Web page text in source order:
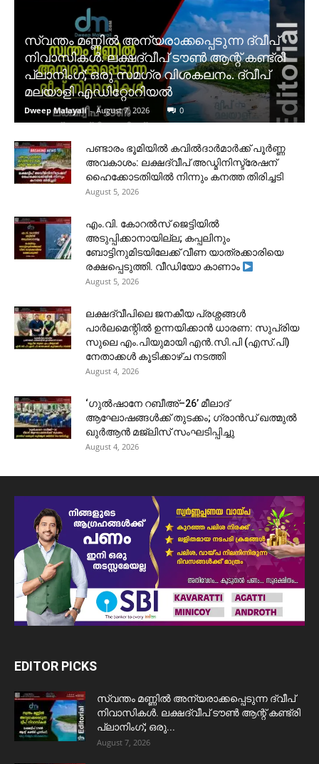
സ്വന്തം മണ്ണിൽ അന്യരാക്കപ്പെടുന്ന ദ്വീപ്
നിവാസികൾ. ലക്ഷദ്വീപ് ടൗൺ ആന്റ് കണ്ട്രി
പ്ലാനിംഗ്; ഒരു സമഗ്ര വിശകലനം. ദ്വീപ്
മലയാളി എഡിറ്റോറിയൽ
Dweep Malayali - August 7, 2026 0
പണ്ടാരം ഭൂമിയിൽ കവിൽദാർമാർക്ക് പൂർണ്ണ
അവകാശം: ലക്ഷദ്വീപ് അഡ്മിനിസ്ട്രേഷന്
ഹൈക്കോടതിയിൽ നിന്നും കനത്ത തിരിച്ചടി
August 5, 2026
​എം.വി. കോറൽസ് ജെട്ടിയിൽ
അടുപ്പിക്കാനായില്ല; കപ്പലിനും
ബോട്ടിനുമിടയിലേക്ക് വീണ യാത്രക്കാരിയെ
രക്ഷപ്പെടുത്തി. വീഡിയോ കാണാം
August 5, 2026
ലക്ഷദ്വീപിലെ ജനകീയ പ്രശ്നങ്ങൾ
പാർലമെന്റിൽ ഉന്നയിക്കാൻ ധാരണ: സുപ്രിയ
സുലെ എം.പിയുമായി എൻ.സി.പി (എസ്.പി)
നേതാക്കൾ കൂടിക്കാഴ്ച നടത്തി
August 4, 2026
‘ഗുൽഷാനേ റബീഅ്–26’ മീലാദ്
ആഘോഷങ്ങൾക്ക് തുടക്കം; ഗ്രാൻഡ് ഖത്മുൽ
ഖുർആൻ മജ്‌ലിസ് സംഘടിപ്പിച്ചു
August 4, 2026
EDITOR PICKS
സ്വന്തം മണ്ണിൽ അന്യരാക്കപ്പെടുന്ന ദ്വീപ്
നിവാസികൾ. ലക്ഷദ്വീപ് ടൗൺ ആന്റ് കണ്ട്രി
പ്ലാനിംഗ്; ഒരു...
August 7, 2026